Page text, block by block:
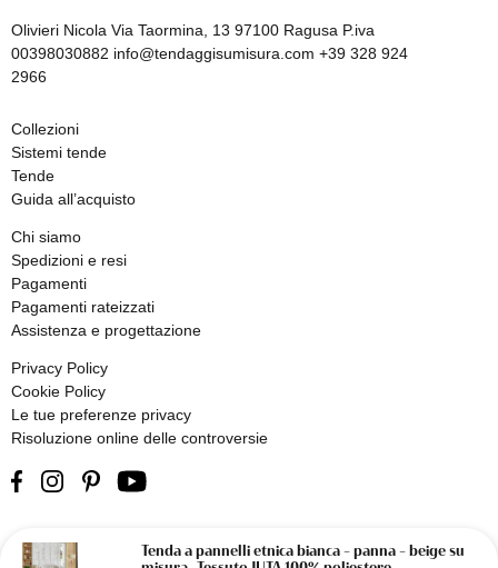
Tenda a pannelli etnica bianca – panna – beige su
Olivieri Nicola Via Taormina, 13 97100 Ragusa P.iva
00398030882 info@tendaggisumisura.com +39 328 924
2966
Collezioni
Sistemi tende
Tende
Guida all’acquisto
Chi siamo
Spedizioni e resi
Pagamenti
Pagamenti rateizzati
Assistenza e progettazione
Privacy Policy
Cookie Policy
Le tue preferenze privacy
Risoluzione online delle controversie
© 2026 Olivieri - Tendaggi su Misura | Designed & developed by